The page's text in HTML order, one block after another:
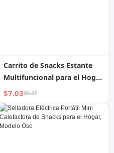
Carrito de Snacks Estante
Multifuncional para el Hogar
Móvil Sala de Estar
Almacenamiento de
Verduras y Frutas de
Múltiples Capas en el Suelo
$7.03$9.37